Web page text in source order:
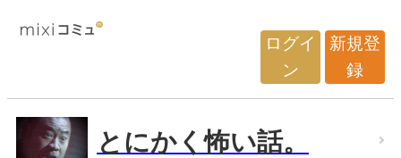
ログイ
ン
新規登
録
とにかく怖い話。